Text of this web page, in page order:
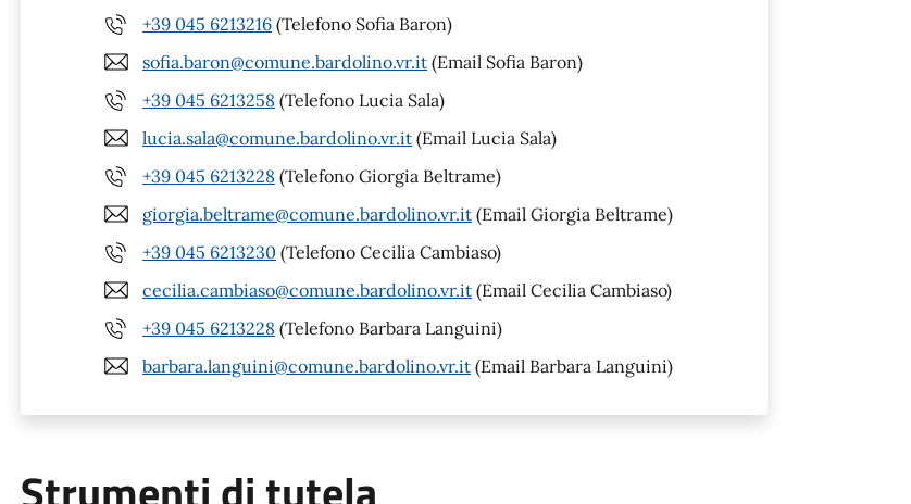
+39 045 6213216 (Telefono Sofia Baron)
sofia.baron@comune.bardolino.vr.it (Email Sofia Baron)
+39 045 6213258 (Telefono Lucia Sala)
lucia.sala@comune.bardolino.vr.it (Email Lucia Sala)
+39 045 6213228 (Telefono Giorgia Beltrame)
giorgia.beltrame@comune.bardolino.vr.it (Email Giorgia Beltrame)
+39 045 6213230 (Telefono Cecilia Cambiaso)
cecilia.cambiaso@comune.bardolino.vr.it (Email Cecilia Cambiaso)
+39 045 6213228 (Telefono Barbara Languini)
barbara.languini@comune.bardolino.vr.it (Email Barbara Languini)